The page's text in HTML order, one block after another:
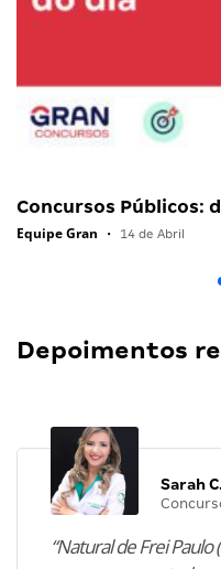
Concursos Públicos:
Equipe Gran • 14 de Abril
Depoimentos
Sarah
“Natural de Frei Paulo